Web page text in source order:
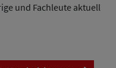
und Fachleute aktuell